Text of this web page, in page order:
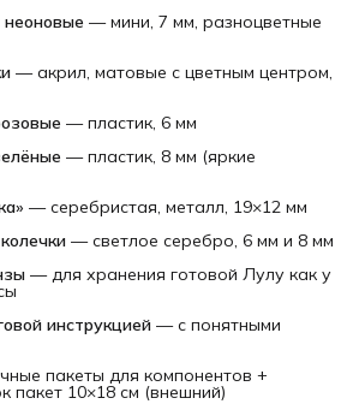
— мини, 7 мм, разноцветные
— акрил, матовые с цветным центром,
— пластик, 6 мм
— пластик, 8 мм (яркие
— серебристая, металл, 19×12 мм
— светлое серебро, 6 мм и 8 мм
— для хранения готовой Лулу как у
инструкцией — с понятными
пакеты для компонентов +
пакет 10×18 см (внешний)